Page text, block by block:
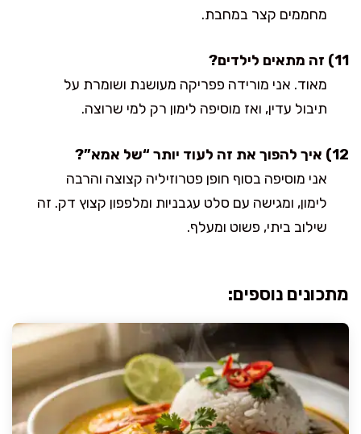
מחממים קצר במחבת.
11) זה מתאים לילדים?
מאוד. אני מורידה פפריקה מעושנת ושומרת על
תיבול עדין, ואז מוסיפה לימון רק למי שרוצה.
12) איך להפוך את זה לעוד יותר “של אמא”?
אני מוסיפה בסוף חופן פטרוזיליה קצוצה והרבה
לימון, ומגישה עם סלט עגבניות ומלפפון קצוץ דק. זה
שילוב ביתי, פשוט ומעלף.
מתכונים נוספים: